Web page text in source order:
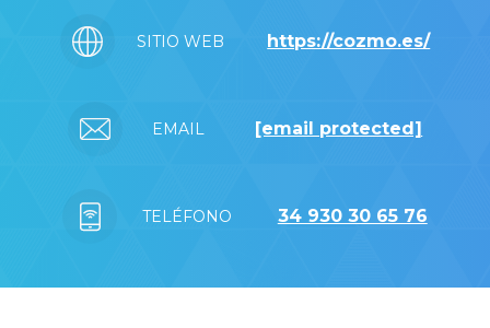
SITIO WEB https://cozmo.es/
EMAIL [email protected]
TELÉFONO 34 930 30 65 76